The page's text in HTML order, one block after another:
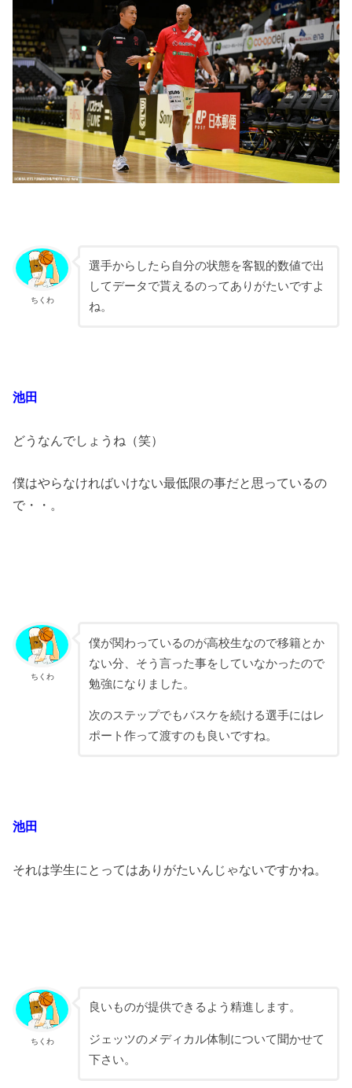
ちくわ
選手からしたら自分の状態を客観的数値で出
してデータで貰えるのってありがたいですよ
ね。
池田
どうなんでしょうね（笑）
僕はやらなければいけない最低限の事だと思っているの
で・・。
ちくわ
僕が関わっているのが高校生なので移籍とか
ない分、そう言った事をしていなかったので
勉強になりました。
次のステップでもバスケを続ける選手にはレ
ポート作って渡すのも良いですね。
池田
それは学生にとってはありがたいんじゃないですかね。
ちくわ
良いものが提供できるよう精進します。
ジェッツのメディカル体制について聞かせて
下さい。